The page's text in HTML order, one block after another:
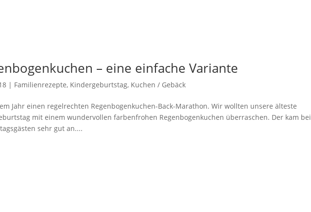
– eine einfache Variante
| Familienrezepte, Kindergeburtstag, Kuchen / Gebäck
Jahr einen regelrechten Regenbogenkuchen-Back-Marathon. Wir wollten unsere älteste
mit einem wundervollen farbenfrohen Regenbogenkuchen überraschen. Der kam bei
sehr gut an....